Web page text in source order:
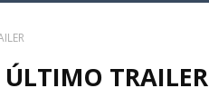
TRAILER